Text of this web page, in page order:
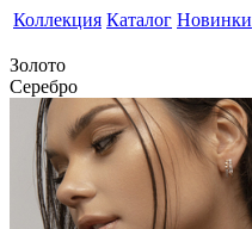
Коллекция Каталог Новинки
Золото
Серебро